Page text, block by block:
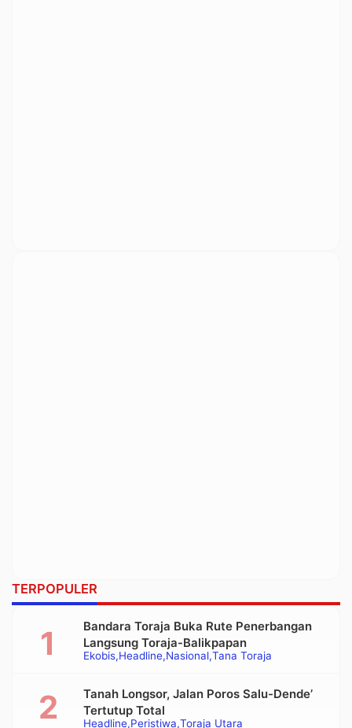
TERPOPULER
Ekobis Headline Nasional Tana Toraja
Bandara Toraja Buka Rute Penerbangan
Langsung Toraja-Balikpapan
Headline Peristiwa Toraja Utara
Tanah Longsor, Jalan Poros Salu-Dende’
Tertutup Total